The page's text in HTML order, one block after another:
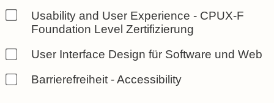
Usability and User Experience - CPUX-F
Foundation Level Zertifizierung
User Interface Design für Software und Web
Barrierefreiheit - Accessibility